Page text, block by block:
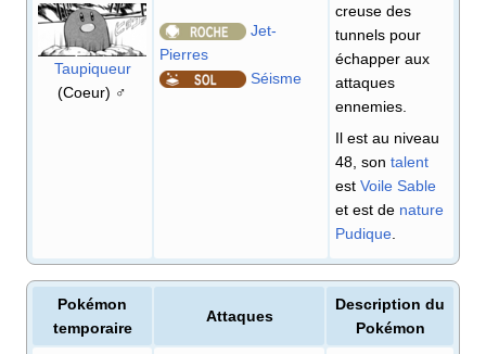
Taupiqueur
(Coeur) ♂
Jet-
Pierres
Séisme
creuse des
tunnels pour
échapper aux
attaques
ennemies.
Il est au niveau
48, son talent
est Voile Sable
et est de nature
Pudique
Pokémon
temporaire
Attaques
Description du
Pokémon